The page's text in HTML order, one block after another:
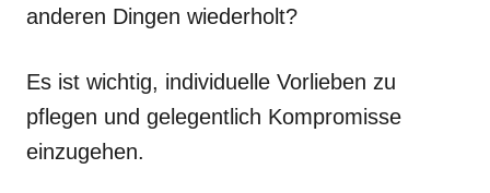
anderen Dingen wiederholt?
Es ist wichtig, individuelle Vorlieben zu
pflegen und gelegentlich Kompromisse
einzugehen.